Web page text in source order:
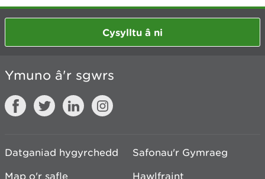
Cysylltu â ni
Ymuno â'r sgwrs
Datganiad hygyrchedd
Safonau'r Gymraeg
Map o'r safle
Hawlfraint